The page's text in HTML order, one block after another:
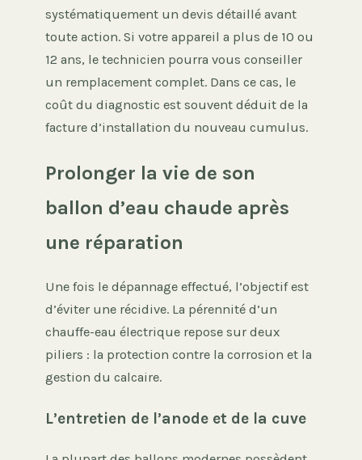
systématiquement un devis détaillé avant
toute action. Si votre appareil a plus de 10 ou
12 ans, le technicien pourra vous conseiller
un remplacement complet. Dans ce cas, le
coût du diagnostic est souvent déduit de la
facture d’installation du nouveau cumulus.
Prolonger la vie de son
ballon d’eau chaude après
une réparation
Une fois le dépannage effectué, l’objectif est
d’éviter une récidive. La pérennité d’un
chauffe-eau électrique repose sur deux
piliers : la protection contre la corrosion et la
gestion du calcaire.
L’entretien de l’anode et de la cuve